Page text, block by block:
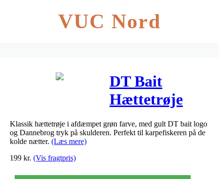
VUC Nord
DT Bait
Hættetrøje
Grøn
Klassik hættetrøje i afdæmpet grøn farve, med gult DT bait logo
og Dannebrog tryk på skulderen. Perfekt til karpefiskeren på de
kolde nætter. (Læs mere)
199 kr. (Vis fragtpris)